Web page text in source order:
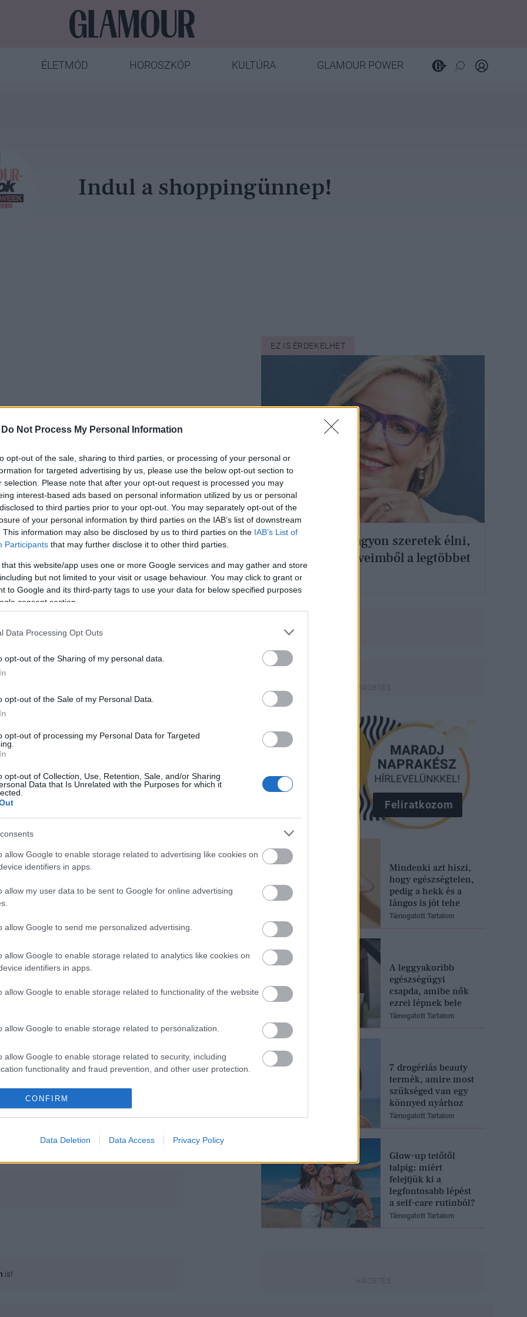
Do Not Process My Personal Information
opt-out of the sale, sharing to third parties, or processing of your personal or
for targeted advertising by us, please use the below opt-out section to
selection. Please note that after your opt-out request is processed you may
interest-based ads based on personal information utilized by us or personal
to third parties prior to your opt-out. You may separately opt-out of the
of your personal information by third parties on the IAB’s list of downstream
This information may also be disclosed by us to third parties on the IAB’s List of
Participants that may further disclose it to other third parties.
that this website/app uses one or more Google services and may gather and store
but not limited to your visit or usage behaviour. You may click to grant or
to Google and its third-party tags to use your data for below specified purposes
consent section.
Data Processing Opt Outs
opt-out of the Sharing of my personal data.
opt-out of the Sale of my Personal Data.
opt-out of processing my Personal Data for Targeted
opt-out of Collection, Use, Retention, Sale, and/or Sharing
Data that Is Unrelated with the Purposes for which it
allow Google to enable storage related to advertising like cookies on
identifiers in apps.
allow my user data to be sent to Google for online advertising
allow Google to send me personalized advertising.
allow Google to enable storage related to analytics like cookies on
identifiers in apps.
allow Google to enable storage related to functionality of the website
allow Google to enable storage related to personalization.
allow Google to enable storage related to security, including
functionality and fraud prevention, and other user protection.
CONFIRM
Data Deletion Data Access Privacy Policy
ÉLETMÓD HOROSZKÓP KULTÚRA GLAMOUR POWER
Indul a shoppingünnep!
EZ IS ÉRDEKELHET
Pataki Zita: „Nagyon szeretek élni,
igyekszem az éveimből a legtöbbet
kihozni”
benne lévő információk elavultak
egyik legnagyobb és
már az 1910-es évektől
üzleti táska, fedélzeti táska,
komputertáska,
bőrönd, ruhazsák, utazó-és
Pinterest
megtaláld a glamour.hu
is!
Feliratkozom
Mindenki azt hiszi,
hogy egészségtelen,
pedig a hekk és a
lángos is jót tehe
Támogatott Tartalom
A leggyakoribb
egészségügyi
csapda, amibe nők
ezrei lépnek bele
Támogatott Tartalom
7 drogériás beauty
termék, amire most
szükséged van egy
könnyed nyárhoz
Támogatott Tartalom
Glow-up tetőtől
talpig: miért
felejtjük ki a
legfontosabb lépést
a self-care rutinból?
Támogatott Tartalom